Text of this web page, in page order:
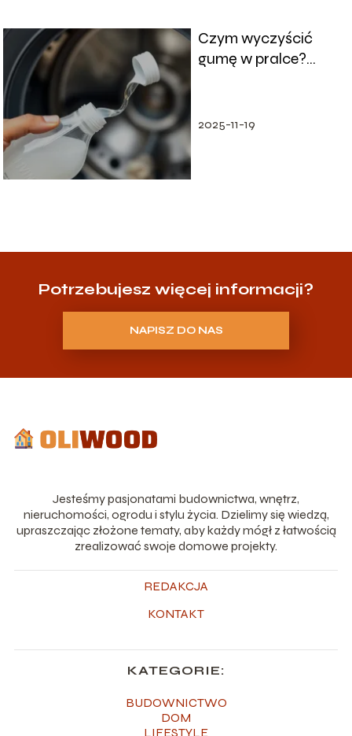
Czym wyczyścić
gumę w pralce?
2025-11-19
Potrzebujesz więcej informacji?
NAPISZ DO NAS
Jesteśmy pasjonatami budownictwa, wnętrz,
nieruchomości, ogrodu i stylu życia. Dzielimy się wiedzą,
upraszczając złożone tematy, aby każdy mógł z łatwością
zrealizować swoje domowe projekty.
REDAKCJA
KONTAKT
KATEGORIE:
BUDOWNICTWO
DOM
LIFESTYLE